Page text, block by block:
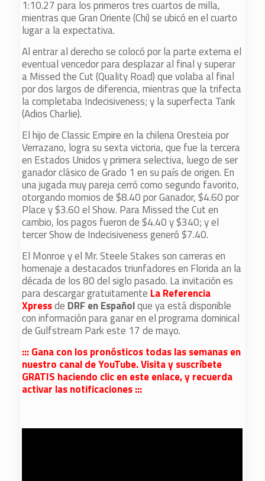
1:10.27 para los primeros tres cuartos de milla,
mientras que Gran Oriente (Chi) se ubicó en el cuarto
lugar a la expectativa.
Al entrar al derecho se colocó por la parte externa el
eventual vencedor para desplazar al final y superar
a Missed the Cut (Quality Road) que volaba al final
por dos largos de diferencia, mientras que la trifecta
la completaba Indecisiveness; y la superfecta Tank
(Adios Charlie).
El hijo de Classic Empire en la chilena Oresteia por
Verrazano, logra su sexta victoria, que fue la tercera
en Estados Unidos y primera selectiva, luego de ser
ganador clásico de Grado 1 en su país de origen. En
una jugada muy pareja cerró como segundo favorito,
otorgando momios de $8.40 por Ganador, $4.60 por
Place y $3.60 el Show. Para Missed the Cut en
cambio, los pagos fueron de $4.40 y $340; y el
tercer Show de Indecisiveness generó $7.40.
El Monroe y el Mr. Steele Stakes son carreras en
homenaje a destacados triunfadores en Florida an la
década de los 80 del siglo pasado. La invitación es
para descargar gratuitamente La Referencia
Xpressde DRF en Españolque ya está disponible
con información para ganar en el programa dominical
de Gulfstream Park este 17 de mayo.
::: Gana con los pronósticos todas las semanas en
nuestro canal de YouTube. Visita y suscríbete
GRATIS haciendo clic en este enlace, y recuerda
activar las notificaciones :::